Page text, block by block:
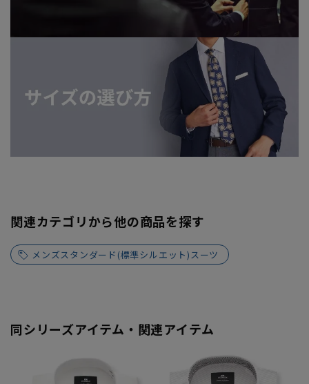
関連カテゴリから他の商品を探す
メンズスタンダード(標準シルエット)スーツ
同シリーズアイテム・関連アイテム